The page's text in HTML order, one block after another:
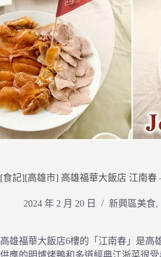
[食記][高雄市] 高雄福華大飯店 江南
2024 年 2 月 20 日 新興區美食,
高雄福華大飯店6樓的「江南春」是高